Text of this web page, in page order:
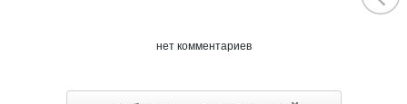
нет комментариев